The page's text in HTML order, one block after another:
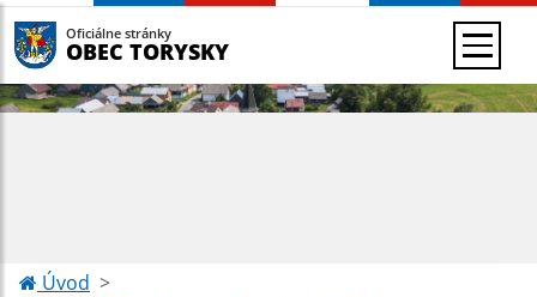
Oficiálne stránky
OBEC TORYSKY
Úvod